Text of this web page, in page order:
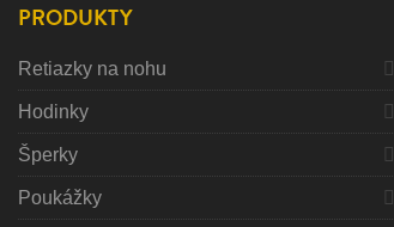
PRODUKTY
Retiazky na nohu
Hodinky
Šperky
Poukážky